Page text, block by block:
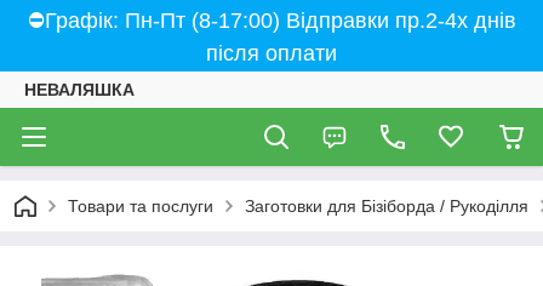
⛔Графік: Пн-Пт (8-17:00) Відправки пр.2-4х днів
після оплати
НЕВАЛЯШКА
Товари та послуги Заготовки для Бізіборда / Рукоділля